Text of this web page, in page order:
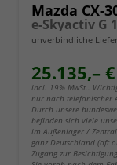
Mazda CX-
e-Skyactiv G
unverbindliche
25.135,– €
incl. 19% MwSt..
nur nach telefonischer
Durch unsere
befinden sich viele
im Außenlager /
ganz Deutschland (oft
Zugang zur